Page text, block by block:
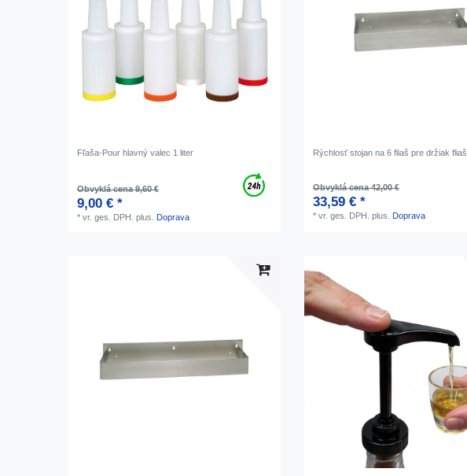
Fľaša-Pour hlavný valec 1 liter
Obvyklá cena 9,60 €
9,00 € *
*vr. ges. DPH. plus. Doprava
Rýchlosť stojan na 6 fliaš pre držiak fliaš
Obvyklá cena 42,00 €
33,59 € *
*vr. ges. DPH. plus. Doprava